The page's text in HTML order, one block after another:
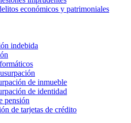
económicos y patrimoniales
indebida
de inmueble
de identidad
pensión
de tarjetas de crédito